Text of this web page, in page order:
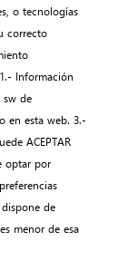
o tecnologías
correcto
Información
sw de
en esta web. 3.-
ACEPTAR
optar por
de